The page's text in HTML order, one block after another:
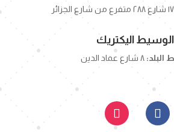
الوسيط اليكتريك
٨ شارع عماد الدين